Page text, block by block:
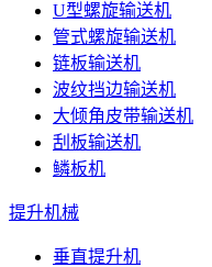
U型螺旋输送机
管式螺旋输送机
链板输送机
波纹挡边输送机
大倾角皮带输送机
刮板输送机
鳞板机
提升机械
垂直提升机